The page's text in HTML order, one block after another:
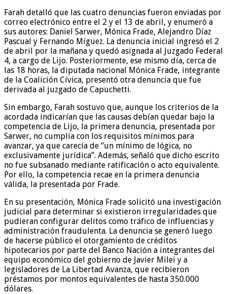
Farah detalló que las cuatro denuncias fueron enviadas por
correo electrónico entre el 2 y el 13 de abril, y enumeró a
sus autores: Daniel Sarwer, Mónica Frade, Alejandro Díaz
Pascual y Fernando Míguez. La denuncia inicial ingresó el 2
de abril por la mañana y quedó asignada al Juzgado Federal
4, a cargo de Lijo. Posteriormente, ese mismo día, cerca de
las 18 horas, la diputada nacional Mónica Frade, integrante
de la Coalición Cívica, presentó otra denuncia que fue
derivada al juzgado de Capuchetti.
Sin embargo, Farah sostuvo que, aunque los criterios de la
acordada indicarían que las causas debían quedar bajo la
competencia de Lijo, la primera denuncia, presentada por
Sarwer, no cumplía con los requisitos mínimos para
avanzar, ya que carecía de “un mínimo de lógica, no
exclusivamente jurídica”. Además, señaló que dicho escrito
no fue subsanado mediante ratificación o acto equivalente.
Por ello, la competencia recae en la primera denuncia
válida, la presentada por Frade.
En su presentación, Mónica Frade solicitó una investigación
judicial para determinar si existieron irregularidades que
pudieran configurar delitos como tráfico de influencias y
administración fraudulenta. La denuncia se generó luego
de hacerse público el otorgamiento de créditos
hipotecarios por parte del Banco Nación a integrantes del
equipo económico del gobierno de Javier Milei y a
legisladores de La Libertad Avanza, que recibieron
préstamos por montos equivalentes de hasta 350.000
dólares.